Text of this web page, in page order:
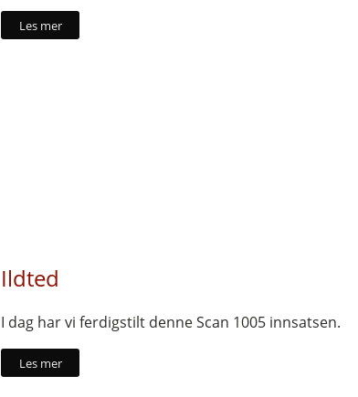
Les mer
Ildted
I dag har vi ferdigstilt denne Scan 1005 innsatsen.
Les mer